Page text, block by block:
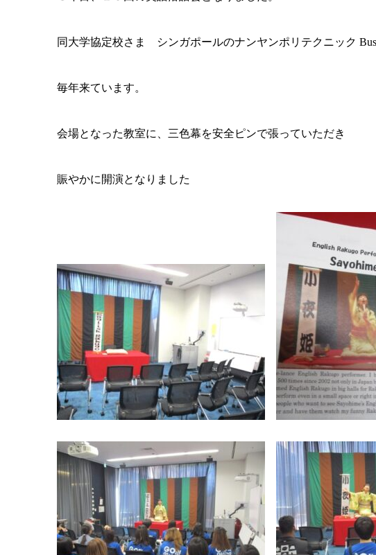
同大学協定校さま シンガポールのナンヤンポリテクニック
毎年来ています。
会場となった教室に、三色幕を安全ピンで張っていただき
賑やかに開演となりました